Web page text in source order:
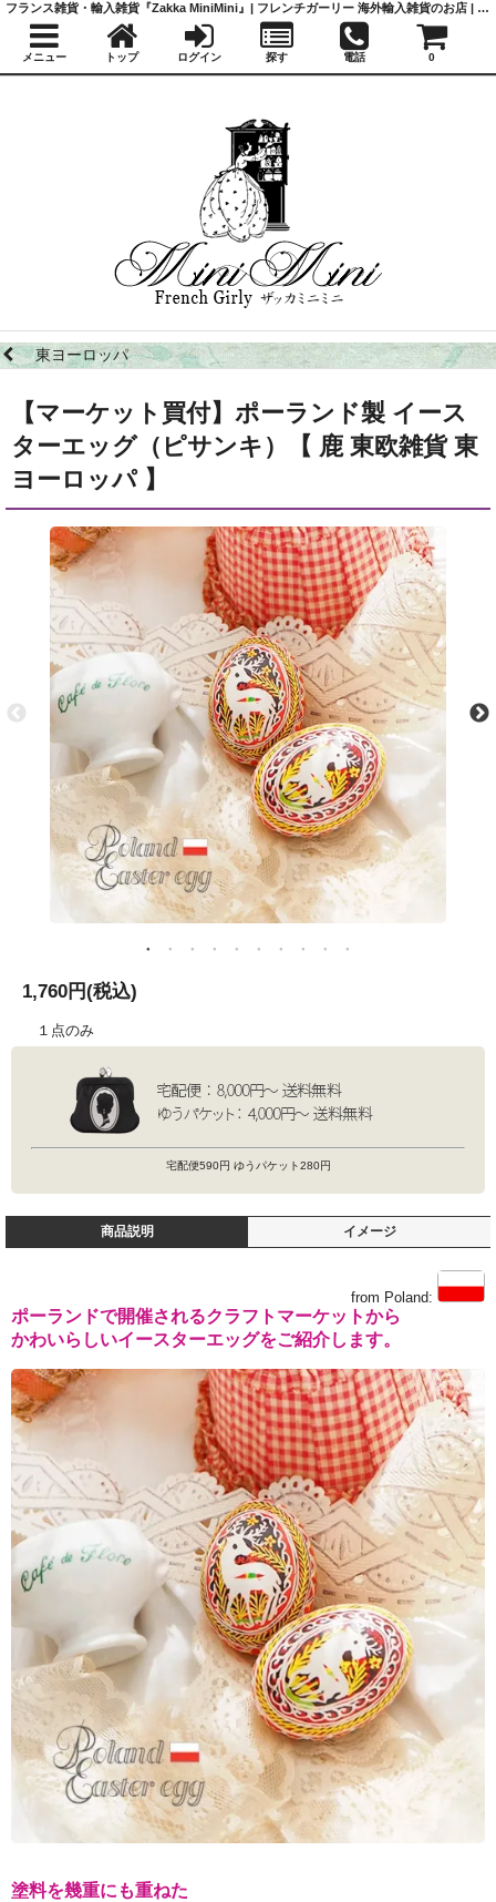
東ヨーロッパ
【マーケット買付】ポーランド製 イース
ターエッグ（ピサンキ）【 鹿 東欧雑貨 東
ヨーロッパ 】
1,760円(税込)
１点のみ
宅配便590円 ゆうパケット280円
商品説明 イメージ
from Poland:
ポーランドで開催されるクラフトマーケットから
かわいらしいイースターエッグをご紹介します。
塗料を幾重にも重ねた
フランス雑貨・輸入雑貨『Zakka MiniMini』| フレンチガーリー 海外輸入雑貨のお店 | かわいい雑貨 | 蚤の市 | アンティーク
メニュー トップ ログイン 探す 電話 0